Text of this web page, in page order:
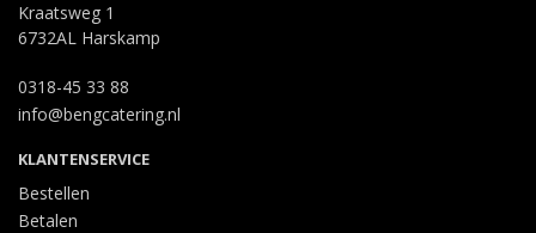
Kraatsweg 1
6732AL Harskamp
0318-45 33 88
info@bengcatering.nl
KLANTENSERVICE
Bestellen
Betalen